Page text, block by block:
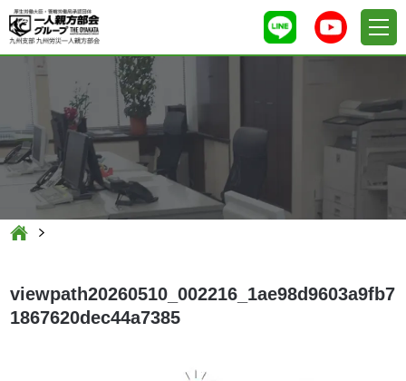
viewpath20260510_002216_1ae98d9603a9fb7
1867620dec44a7385